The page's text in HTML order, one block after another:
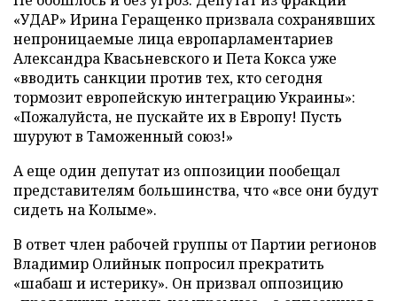
«УДАР» Ирина Геращенко призвала сохранявших
непроницаемые лица европарламентариев
Александра Квасьневского и Пета Кокса уже
«вводить санкции против тех, кто сегодня
тормозит европейскую интеграцию Украины»:
«Пожалуйста, не пускайте их в Европу! Пусть
шуруют в Таможенный союз!»
А еще один депутат из оппозиции пообещал
представителям большинства, что «все они будут
сидеть на Колыме».
В ответ член рабочей группы от Партии регионов
Владимир Олийнык попросил прекратить
«шабаш и истерику». Он призвал оппозицию